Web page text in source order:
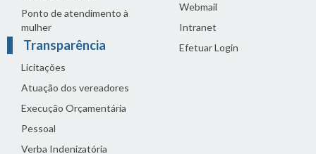
Ponto de atendimento à
mulher
Transparência
Licitações
Atuação dos vereadores
Execução Orçamentária
Pessoal
Verba Indenizatória
Webmail
Intranet
Efetuar Login